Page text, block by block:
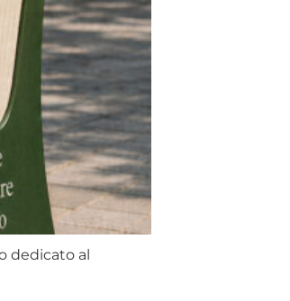
dedicato al